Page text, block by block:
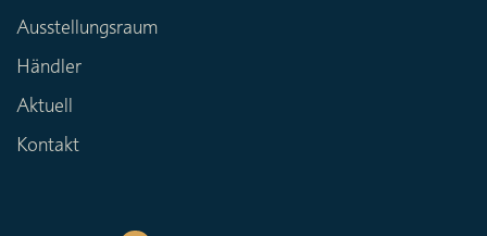
Ausstellungsraum
Händler
Aktuell
Kontakt